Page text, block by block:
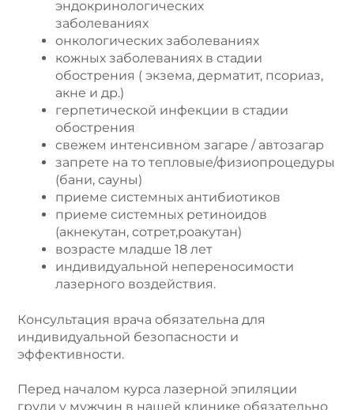
эндокринологических
заболеваниях
онкологических заболеваниях
кожных заболеваниях в стадии
обострения ( экзема, дерматит, псориаз,
акне и др.)
герпетической инфекции в стадии
обострения
свежем интенсивном загаре / автозагар
запрете на то тепловые/физиопроцедуры
(бани, сауны)
приеме системных антибиотиков
приеме системных ретиноидов
(акнекутан, сотрет,роакутан)
возрасте младше 18 лет
индивидуальной непереносимости
лазерного воздействия.
Консультация врача обязательна для
индивидуальной безопасности и
эффективности.
Перед началом курса лазерной эпиляции
груди у мужчин в нашей клинике обязательно